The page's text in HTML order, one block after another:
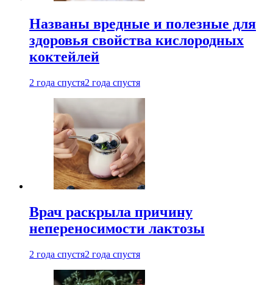
Названы вредные и полезные для
здоровья свойства кислородных
коктейлей
2 года спустя2 года спустя
Врач раскрыла причину
непереносимости лактозы
2 года спустя2 года спустя